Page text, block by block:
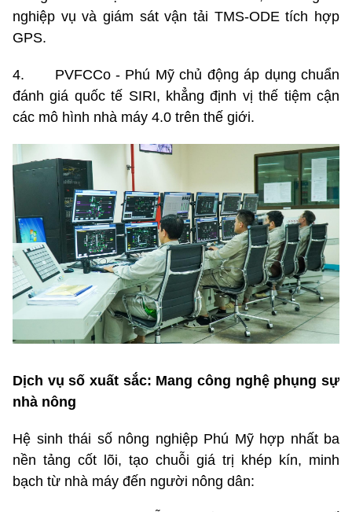
nghiệp vụ và giám sát vận tải TMS-ODE tích hợp
GPS.
4. PVFCCo - Phú Mỹ chủ động áp dụng chuẩn
đánh giá quốc tế SIRI, khẳng định vị thế tiệm cận
các mô hình nhà máy 4.0 trên thế giới.
Dịch vụ số xuất sắc: Mang công nghệ phụng sự
nhà nông
Hệ sinh thái số nông nghiệp Phú Mỹ hợp nhất ba
nền tảng cốt lõi, tạo chuỗi giá trị khép kín, minh
bạch từ nhà máy đến người nông dân: